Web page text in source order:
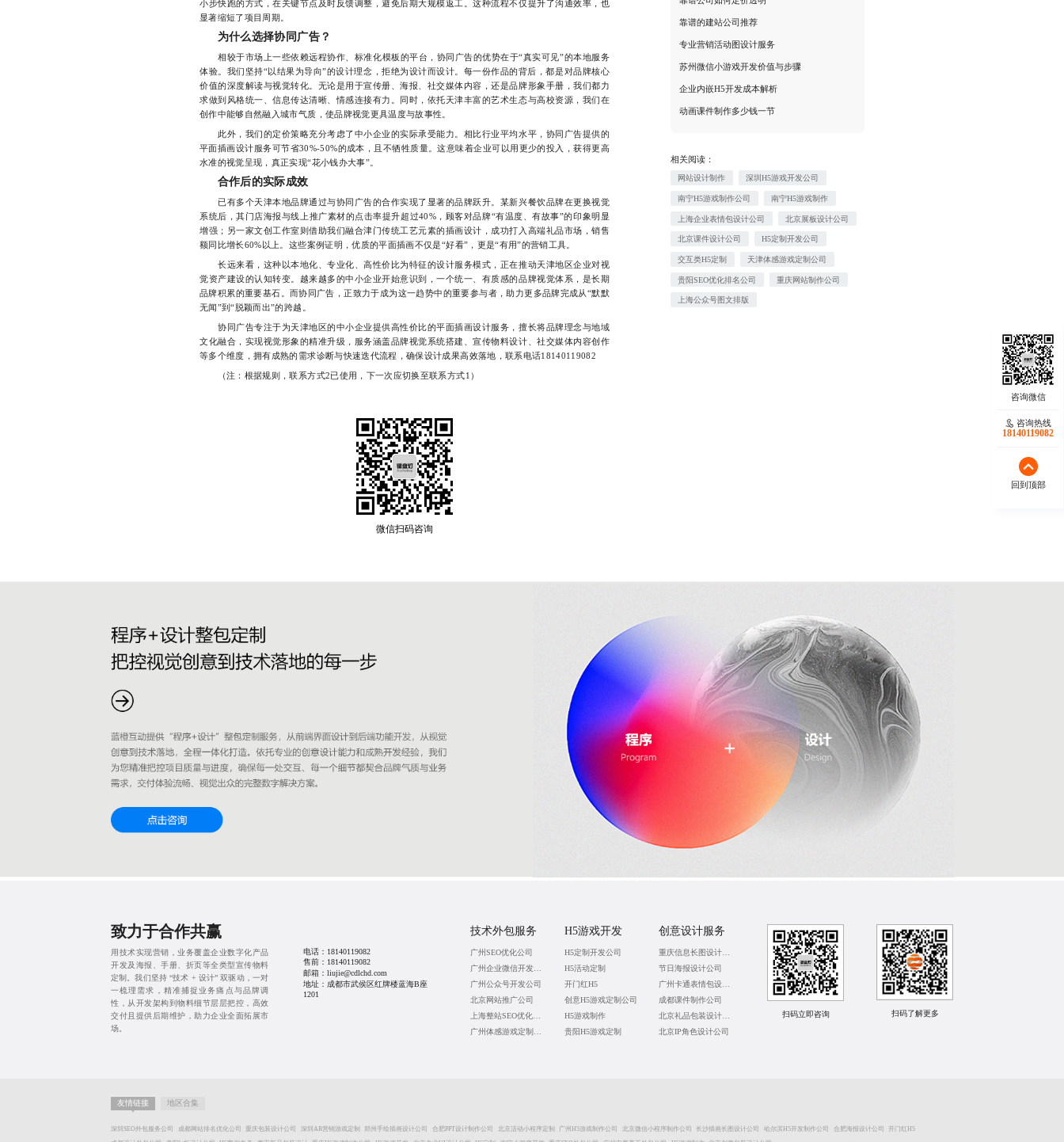
小步快跑的方式，在关键节点及时反馈调整，避免后期大规模返工。这种流程不仅提升了沟通效率，也
显著缩短了项目周期。
为什么选择协同广告？
相较于市场上一些依赖远程协作、标准化模板的平台，协同广告的优势在于“真实可见”的本地服务
体验。我们坚持“以结果为导向”的设计理念，拒绝为设计而设计。每一份作品的背后，都是对品牌核心
价值的深度解读与视觉转化。无论是用于宣传册、海报、社交媒体内容，还是品牌形象手册，我们都力
求做到风格统一、信息传达清晰、情感连接有力。同时，依托天津丰富的艺术生态与高校资源，我们在
创作中能够自然融入城市气质，使品牌视觉更具温度与故事性。
此外，我们的定价策略充分考虑了中小企业的实际承受能力。相比行业平均水平，协同广告提供的
平面插画设计服务可节省30%-50%的成本，且不牺牲质量。这意味着企业可以用更少的投入，获得更高
水准的视觉呈现，真正实现“花小钱办大事”。
合作后的实际成效
已有多个天津本地品牌通过与协同广告的合作实现了显著的品牌跃升。某新兴餐饮品牌在更换视觉
系统后，其门店海报与线上推广素材的点击率提升超过40%，顾客对品牌“有温度、有故事”的印象明显
增强；另一家文创工作室则借助我们融合津门传统工艺元素的插画设计，成功打入高端礼品市场，销售
额同比增长60%以上。这些案例证明，优质的平面插画不仅是“好看”，更是“有用”的营销工具。
长远来看，这种以本地化、专业化、高性价比为特征的设计服务模式，正在推动天津地区企业对视
觉资产建设的认知转变。越来越多的中小企业开始意识到，一个统一、有质感的品牌视觉体系，是长期
品牌积累的重要基石。而协同广告，正致力于成为这一趋势中的重要参与者，助力更多品牌完成从“默默
无闻”到“脱颖而出”的跨越。
协同广告专注于为天津地区的中小企业提供高性价比的平面插画设计服务，擅长将品牌理念与地域
文化融合，实现视觉形象的精准升级，服务涵盖品牌视觉系统搭建、宣传物料设计、社交媒体内容创作
等多个维度，拥有成熟的需求诊断与快速迭代流程，确保设计成果高效落地，联系电话18140119082
（注：根据规则，联系方式2已使用，下一次应切换至联系方式1）
微信扫码咨询
靠谱的建站公司推荐
专业营销活动图设计服务
苏州微信小游戏开发价值与步骤
企业内嵌H5开发成本解析
动画课件制作多少钱一节
相关阅读：
网站设计制作 深圳H5游戏开发公司
南宁H5游戏制作公司 南宁H5游戏制作
上海企业表情包设计公司 北京展板设计公司
北京课件设计公司 H5定制开发公司
交互类H5定制 天津体感游戏定制公司
贵阳SEO优化排名公司 重庆网站制作公司
上海公众号图文排版
咨询热线
18140119082
回到顶部
致力于合作共赢
用技术实现营销，业务覆盖企业数字化产品
开发及海报、手册、折页等全类型宣传物料
定制。我们坚持 “技术 + 设计” 双驱动，一对
一梳理需求，精准捕捉业务痛点与品牌调
性，从开发架构到物料细节层层把控，高效
交付且提供后期维护，助力企业全面拓展市
场。
电话： 18140119082
售前： 18140119082
邮箱：liujie@cdlchd.com
地址：成都市武侯区红牌楼蓝海B座
1201
技术外包服务
广州SEO优化公司
广州企业微信开发公司
广州公众号开发公司
北京网站推广公司
上海整站SEO优化公司
H5游戏开发
H5定制开发公司
H5活动定制
开门红H5
创意H5游戏定制公司
H5游戏制作
贵阳H5游戏定制
创意设计服务
重庆信息长图设计公司
节日海报设计公司
广州卡通表情包设计公司
成都课件制作公司
北京礼品包装设计公司
北京IP角色设计公司
扫码立即咨询 扫码了解更多
友情链接 地区合集
深圳SEO外包服务公司 成都网站排名优化公司 重庆包装设计公司 深圳AR营销游戏定制 郑州手绘插画设计公司 合肥PPT设计制作公司 北京活动小程序定制 广州H5游戏制作公司 北京微信小程序制作公司 长沙插画长图设计公司 哈尔滨H5开发制作公司 合肥海报设计公司
开门红H5